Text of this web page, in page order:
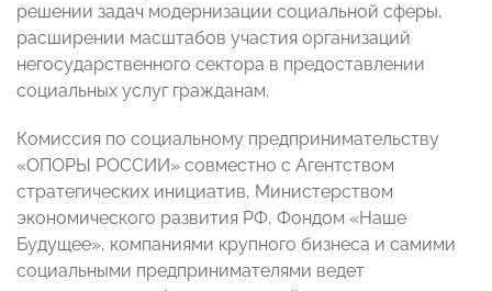
решении задач модернизации социальной сферы,
расширении масштабов участия организаций
негосударственного сектора в предоставлении
социальных услуг гражданам.
Комиссия по социальному предпринимательству
«ОПОРЫ РОССИИ» совместно с Агентством
стратегических инициатив, Министерством
экономического развития РФ, Фондом «Наше
Будущее», компаниями крупного бизнеса и самими
социальными предпринимателями ведет